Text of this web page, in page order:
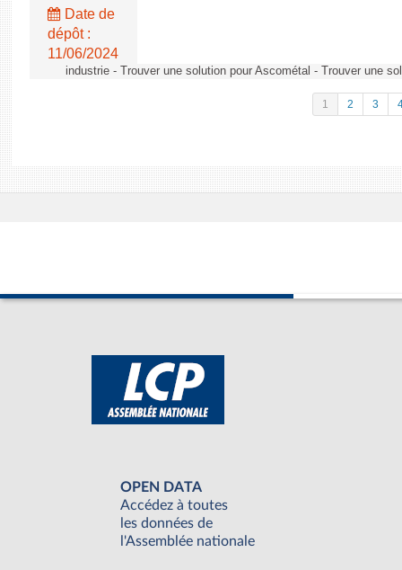
Date de
dépôt :
11/06/2024
industrie - Trouver une solution pour Ascométal - Trouver une
1 2 3
OPEN DATA
Accédez à toutes
les données de
l'Assemblée nationale